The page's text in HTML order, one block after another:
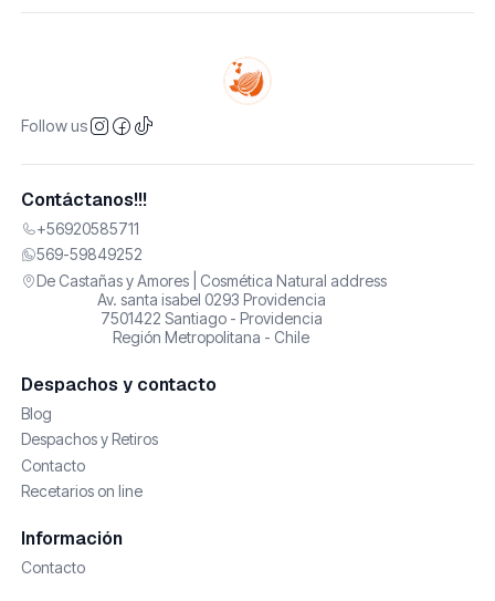
Follow us
Contáctanos!!!
+56920585711
569-59849252
De Castañas y Amores | Cosmética Natural address
Av. santa isabel 0293 Providencia
7501422 Santiago - Providencia
Región Metropolitana - Chile
Despachos y contacto
Blog
Despachos y Retiros
Contacto
Recetarios on line
Información
Contacto